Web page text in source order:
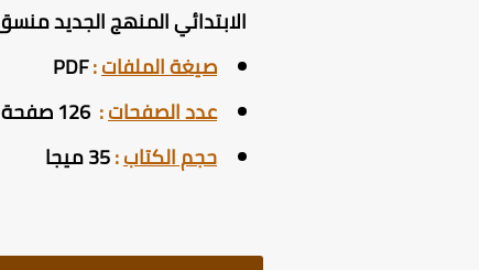
الابتدائي المنهج الجديد
صيغة الملفات:
PDF
عدد الصفحات:
حجم الكتاب: